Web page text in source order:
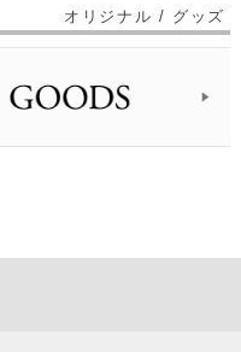
オリジナル / グッズ